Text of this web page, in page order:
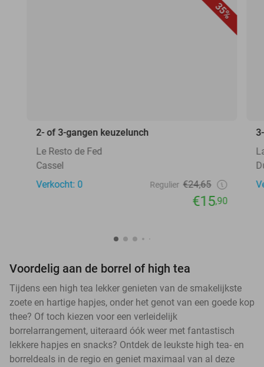
35%
2- of 3-gangen keuzelunch
Le Resto de Fed
Cassel
Verkocht: 0
Regulier €24,65
€15,90
Voordelig aan de borrel of high tea
Tijdens een high tea lekker genieten van de smakelijkste
zoete en hartige hapjes, onder het genot van een goede kop
thee? Of toch kiezen voor een verleidelijk
borrelarrangement, uiteraard óók weer met fantastisch
lekkere hapjes en snacks? Ontdek de leukste high tea- en
borreldeals in de regio en geniet maximaal van al deze